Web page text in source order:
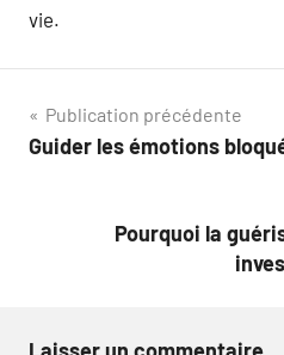
vie.
Navigation
de
Publication précédente
Guider les émotions
Pourquoi la
Laisser un commentaire